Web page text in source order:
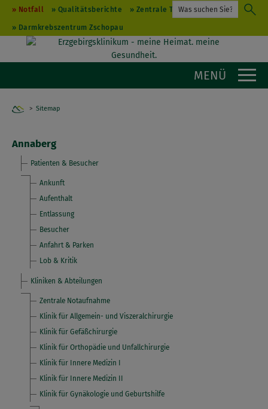
Notfall Qualitätsberichte Zentrale Terminvergabe
Darmkrebszentrum Zschopau
MENÜ
Sitemap
Annaberg
Patienten & Besucher
Ankunft
Aufenthalt
Entlassung
Besucher
Anfahrt & Parken
Lob & Kritik
Kliniken & Abteilungen
Zentrale Notaufnahme
Klinik für Allgemein- und Viszeralchirurgie
Klinik für Gefäßchirurgie
Klinik für Orthopädie und Unfallchirurgie
Klinik für Innere Medizin I
Klinik für Innere Medizin II
Klinik für Gynäkologie und Geburtshilfe